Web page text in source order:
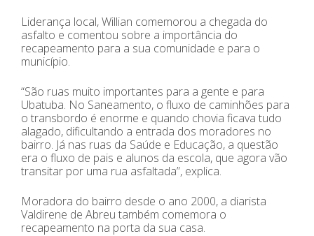
Liderança local, Willian comemorou a chegada do
asfalto e comentou sobre a importância do
recapeamento para a sua comunidade e para o
município.
“São ruas muito importantes para a gente e para
Ubatuba. No Saneamento, o fluxo de caminhões para
o transbordo é enorme e quando chovia ficava tudo
alagado, dificultando a entrada dos moradores no
bairro. Já nas ruas da Saúde e Educação, a questão
era o fluxo de pais e alunos da escola, que agora vão
transitar por uma rua asfaltada”, explica.
Moradora do bairro desde o ano 2000, a diarista
Valdirene de Abreu também comemora o
recapeamento na porta da sua casa.